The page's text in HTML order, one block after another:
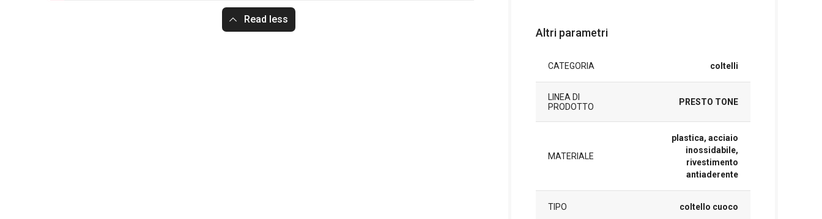
Read less
Altri parametri
CATEGORIA coltelli
LINEA DI
PRODOTTO
PRESTO TONE
MATERIALE
plastica, acciaio
inossidabile,
rivestimento
antiaderente
TIPO coltello cuoco